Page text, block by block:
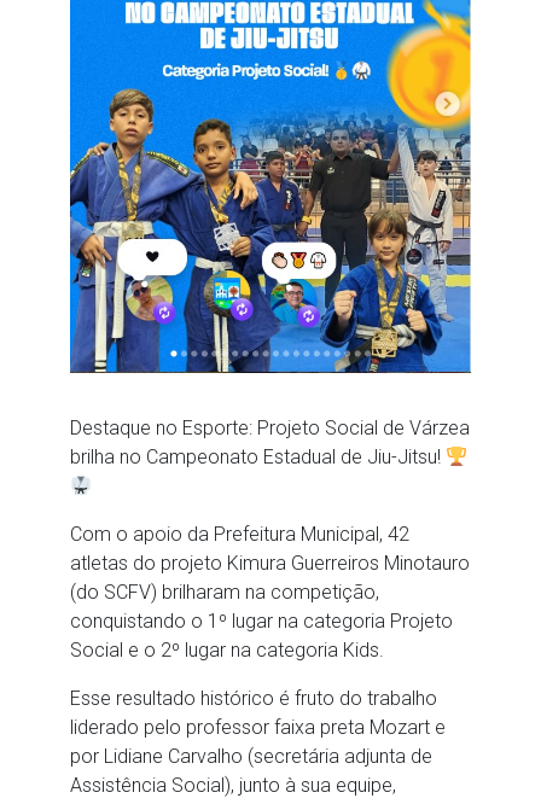
Destaque no Esporte: Projeto Social de Várzea
brilha no Campeonato Estadual de Jiu-Jitsu!
Com o apoio da Prefeitura Municipal, 42
atletas do projeto Kimura Guerreiros Minotauro
(do SCFV) brilharam na competição,
conquistando o 1º lugar na categoria Projeto
Social e o 2º lugar na categoria Kids.
Esse resultado histórico é fruto do trabalho
liderado pelo professor faixa preta Mozart e
por Lidiane Carvalho (secretária adjunta de
Assistência Social), junto à sua equipe,